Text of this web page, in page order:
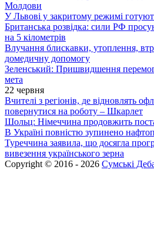
Молдови
У Львові у закритому режимі
Британська розвідка: сили РФ
на 5 кілометрів
Влучання блискавки, утоплення,
домедичну допомогу
Зеленський: Пришвидшення
мета
22 червня
Вчителі з регіонів, де відновлять
повернутися на роботу – Шкарлет
Шольц: Німеччина продовжить
В Україні повністю зупинено
Туреччина заявила, що досягла
вивезення українського зерна
Copyright © 2016 - 2026 Сумські